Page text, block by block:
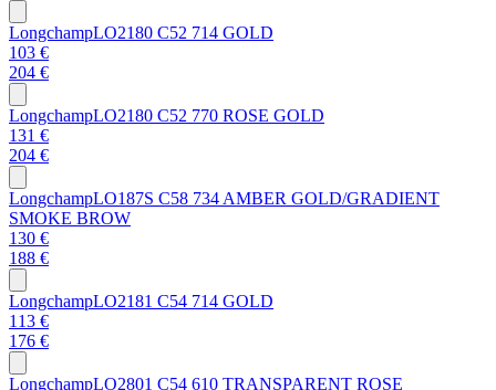
LongchampLO2180 C52 714 GOLD
103 €
204 €
LongchampLO2180 C52 770 ROSE GOLD
131 €
204 €
LongchampLO187S C58 734 AMBER GOLD/GRADIENT
SMOKE BROW
130 €
188 €
LongchampLO2181 C54 714 GOLD
113 €
176 €
LongchampLO2801 C54 610 TRANSPARENT ROSE